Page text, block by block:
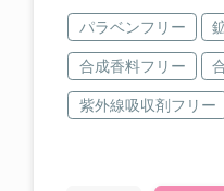
特定商取引に関する表記
パラベンフリー
合成香料フリー
紫外線吸収剤フリー